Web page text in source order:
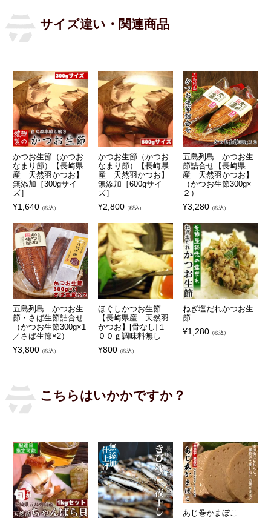
サイズ違い・関連商品
かつお生節（かつお
なまり節）【長崎県
産 天然羽かつお】
無添加［300gサイ
ズ］
¥1,640（税込）
かつお生節（かつお
なまり節）【長崎県
産 天然羽かつお】
無添加［600gサイ
ズ］
¥2,800（税込）
五島列島 かつお生
節詰合せ【長崎県
産 天然羽かつお】
（かつお生節300g×
２）
¥3,280 （税込）
五島列島 かつお生
節・さば生節詰合せ
（かつお生節300g×1
／さば生節×2）
¥3,800（税込）
ほぐしかつお生節
【長崎県産 天然羽
かつお】[骨なし]１
００ｇ調味料無し
¥800（税込）
ねぎ塩だれかつお生
節
¥1,280 （税込）
こちらはいかかですか？
あじ巻かまぼこ